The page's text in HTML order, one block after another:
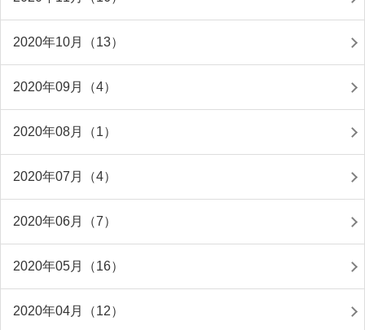
2020年10月（13）
2020年09月（4）
2020年08月（1）
2020年07月（4）
2020年06月（7）
2020年05月（16）
2020年04月（12）